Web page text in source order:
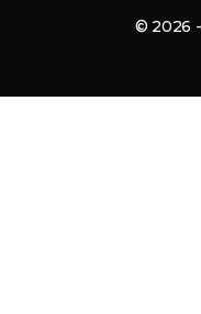
© 2026